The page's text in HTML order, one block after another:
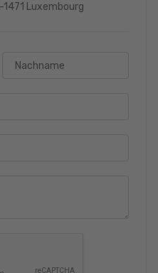
1471 Luxembourg
Nachname